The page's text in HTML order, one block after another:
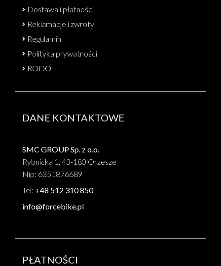
Dostawa i płatności
Reklamacje i zwroty
Regulamin
Polityka prywatności
RODO
DANE KONTAKTOWE
SMC GROUP Sp. z o.o.
Rybnicka 1, 43-180 Orzesze
Nip: 6351876689
Tel: +48 512 310 850
info@forcebike.pl
PŁATNOŚCI